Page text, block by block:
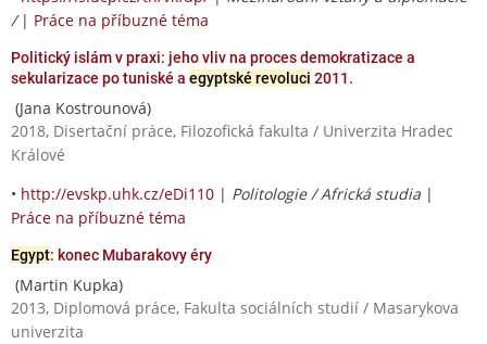
/ | Práce na příbuzné téma
Politický islám v praxi: jeho vliv na proces demokratizace a
sekularizace po tuniské a egyptské revoluci 2011.
(Jana Kostrounová)
2018, Disertační práce, Filozofická fakulta / Univerzita Hradec
Králové
• http://evskp.uhk.cz/eDi110 | Politologie / Africká studia |
Práce na příbuzné téma
Egypt: konec Mubarakovy éry
(Martin Kupka)
2013, Diplomová práce, Fakulta sociálních studií / Masarykova
univerzita